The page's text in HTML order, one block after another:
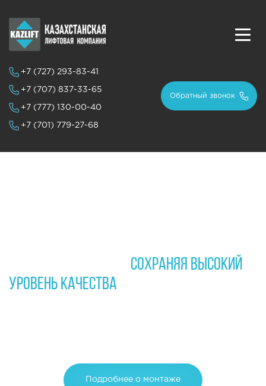
+7 (727) 293-83-41
+7 (707) 837-33-65
+7 (777) 130-00-40
+7 (701) 779-27-68
Обратный звонок
СОХРАНЯЯ ВЫСОКИЙ
УРОВЕНЬ КАЧЕСТВА
Подробнее о монтаже